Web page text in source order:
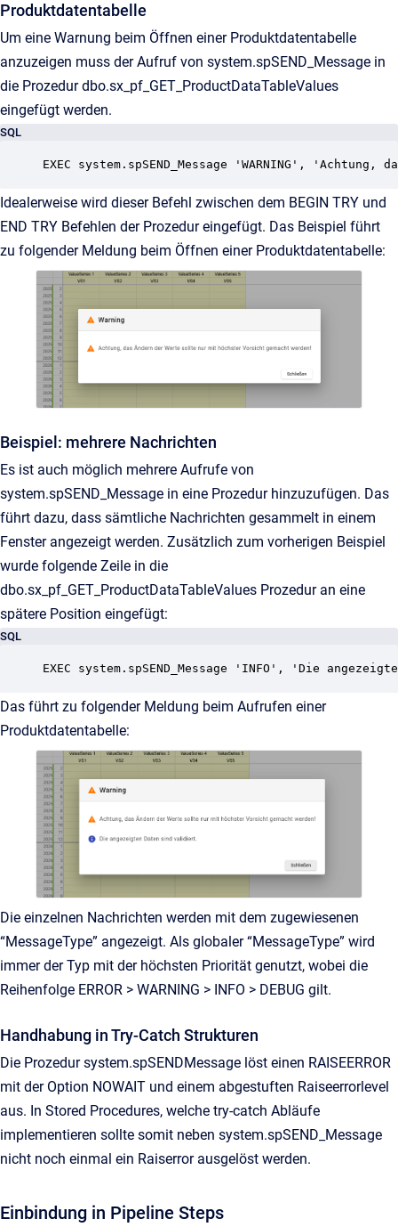
Produktdatentabelle
Um eine Warnung beim Öffnen einer Produktdatentabelle
anzuzeigen muss der Aufruf von system.spSEND_Message in
die Prozedur dbo.sx_pf_GET_ProductDataTableValues
eingefügt werden.
SQL
EXEC system.spSEND_Message 'WARNING',
Idealerweise wird dieser Befehl zwischen dem BEGIN TRY und
END TRY Befehlen der Prozedur eingefügt. Das Beispiel führt
zu folgender Meldung beim Öffnen einer Produktdatentabelle:
Beispiel: mehrere Nachrichten
Es ist auch möglich mehrere Aufrufe von
system.spSEND_Message in eine Prozedur hinzuzufügen. Das
führt dazu, dass sämtliche Nachrichten gesammelt in einem
Fenster angezeigt werden. Zusätzlich zum vorherigen Beispiel
wurde folgende Zeile in die
dbo.sx_pf_GET_ProductDataTableValues Prozedur an eine
spätere Position eingefügt:
SQL
EXEC system.spSEND_Message 'INFO', 'Die
Das führt zu folgender Meldung beim Aufrufen einer
Produktdatentabelle:
Die einzelnen Nachrichten werden mit dem zugewiesenen
“MessageType” angezeigt. Als globaler “MessageType” wird
immer der Typ mit der höchsten Priorität genutzt, wobei die
Reihenfolge ERROR > WARNING > INFO > DEBUG gilt.
Handhabung in Try-Catch Strukturen
Die Prozedur system.spSENDMessage löst einen RAISEERROR
mit der Option NOWAIT und einem abgestuften Raiseerrorlevel
aus. In Stored Procedures, welche try-catch Abläufe
implementieren sollte somit neben system.spSEND_Message
nicht noch einmal ein Raiserror ausgelöst werden.
Einbindung in Pipeline Steps